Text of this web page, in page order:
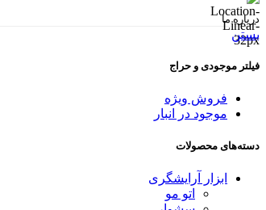
درباره ما
بستن
فیلتر موجودی و حراج
فروش ویژه
موجود در انبار
دسته‌های محصولات
ابزار آرایشگری
اتو مو